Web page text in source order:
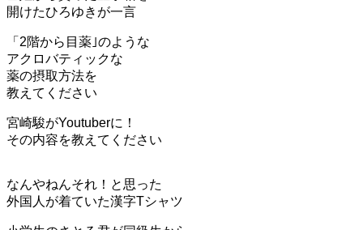
開けたひろゆきが一言
「2階から目薬｣のような
アクロバティックな
薬の摂取方法を
教えてください
宮崎駿がYoutuberに！
その内容を教えてください
なんやねんそれ！と思った
外国人が着ていた漢字Tシャツ